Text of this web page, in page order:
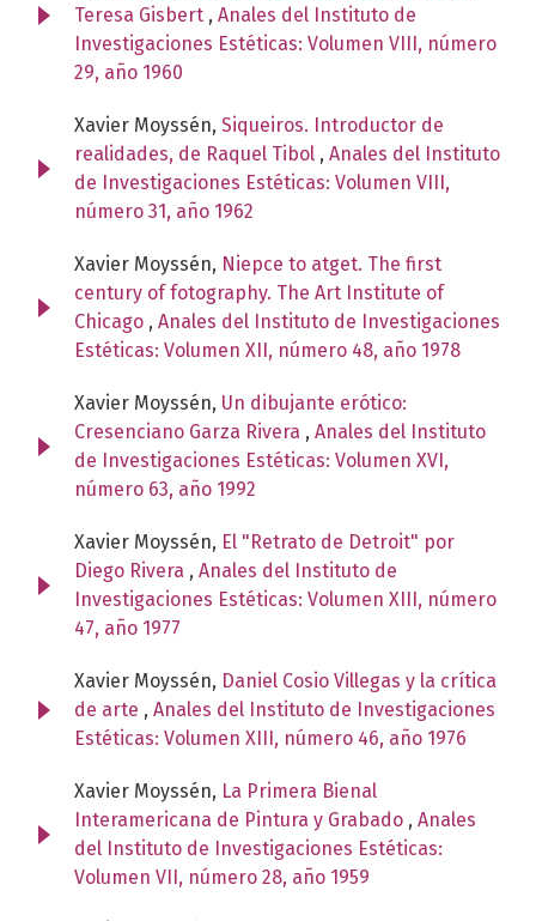
Teresa Gisbert , Anales del Instituto de
Investigaciones Estéticas: Volumen VIII, número
29, año 1960
Xavier Moyssén, Siqueiros. Introductor de
realidades, de Raquel Tibol , Anales del Instituto
de Investigaciones Estéticas: Volumen VIII,
número 31, año 1962
Xavier Moyssén, Niepce to atget. The first
century of fotography. The Art Institute of
Chicago , Anales del Instituto de Investigaciones
Estéticas: Volumen XII, número 48, año 1978
Xavier Moyssén, Un dibujante erótico:
Cresenciano Garza Rivera , Anales del Instituto
de Investigaciones Estéticas: Volumen XVI,
número 63, año 1992
Xavier Moyssén, El "Retrato de Detroit" por
Diego Rivera , Anales del Instituto de
Investigaciones Estéticas: Volumen XIII, número
47, año 1977
Xavier Moyssén, Daniel Cosio Villegas y la crítica
de arte , Anales del Instituto de Investigaciones
Estéticas: Volumen XIII, número 46, año 1976
Xavier Moyssén, La Primera Bienal
Interamericana de Pintura y Grabado , Anales
del Instituto de Investigaciones Estéticas:
Volumen VII, número 28, año 1959